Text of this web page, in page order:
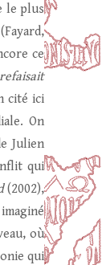
le plus
(Fayard,
ce
cité ici
On
Julien
qui
(2002),
où
qui